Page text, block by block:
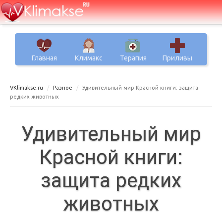
Главная Климакс Терапия Приливы
VKlimakse.ru Разное
Удивительный мир Красной книги: защита
редких животных
Удивительный мир
Красной книги:
защита редких
животных